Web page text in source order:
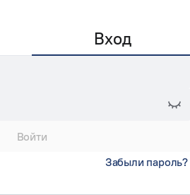
Вход
Войти
Забыли пароль?